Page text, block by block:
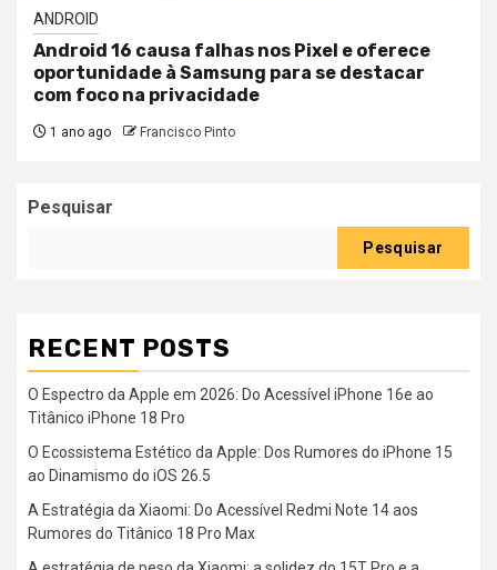
ANDROID
Android 16 causa falhas nos Pixel e oferece
oportunidade à Samsung para se destacar
com foco na privacidade
1 ano ago Francisco Pinto
Pesquisar
Pesquisar
RECENT POSTS
O Espectro da Apple em 2026: Do Acessível iPhone 16e ao
Titânico iPhone 18 Pro
O Ecossistema Estético da Apple: Dos Rumores do iPhone 15
ao Dinamismo do iOS 26.5
A Estratégia da Xiaomi: Do Acessível Redmi Note 14 aos
Rumores do Titânico 18 Pro Max